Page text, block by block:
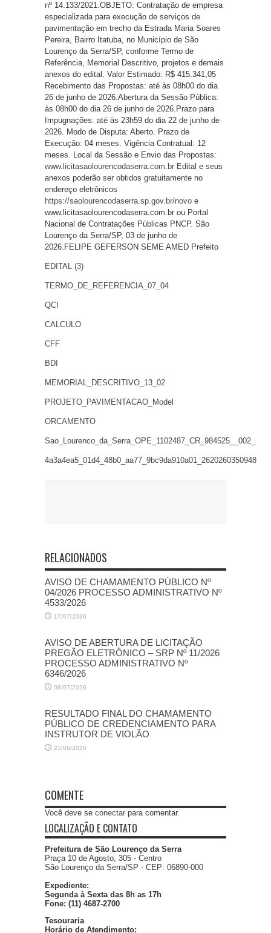
nº 14.133/2021.OBJETO: Contratação de empresa
especializada para execução de serviços de
pavimentação em trecho da Estrada Maria Soares
Pereira, Bairro Itatuba, no Município de São
Lourenço da Serra/SP, conforme Termo de
Referência, Memorial Descritivo, projetos e demais
anexos do edital. Valor Estimado: R$ 415.341,05
Recebimento das Propostas: até às 08h00 do dia
26 de junho de 2026.Abertura da Sessão Pública:
às 08h00 do dia 26 de junho de 2026.Prazo para
Impugnações: até às 23h59 do dia 22 de junho de
2026. Modo de Disputa: Aberto. Prazo de
Execução: 04 meses. Vigência Contratual: 12
meses. Local da Sessão e Envio das Propostas:
www.licitasaolourencodaserra.com.br Edital e seus
anexos poderão ser obtidos gratuitamente no
endereço eletrônicos
https://saolourencodaserra.sp.gov.br/novo e
www.licitasaolourencodaserra.com.br ou Portal
Nacional de Contratações Públicas PNCP. São
Lourenço da Serra/SP, 03 de junho de
2026.FELIPE GEFERSON SEME AMED Prefeito
EDITAL (3)
TERMO_DE_REFERENCIA_07_04
QCI
CALCULO
CFF
BDI
MEMORIAL_DESCRITIVO_13_02
PROJETO_PAVIMENTACAO_Model
ORCAMENTO
Sao_Lourenco_da_Serra_OPE_1102487_CR_984525__002_
4a3a4ea5_01d4_48b0_aa77_9bc9da910a01_2620260350948
RELACIONADOS
AVISO DE CHAMAMENTO PÚBLICO Nº
04/2026 PROCESSO ADMINISTRATIVO Nº
4533/2026
17/07/2026
AVISO DE ABERTURA DE LICITAÇÃO
PREGÃO ELETRÔNICO – SRP Nº 11/2026
PROCESSO ADMINISTRATIVO Nº
6346/2026
08/07/2026
RESULTADO FINAL DO CHAMAMENTO
PÚBLICO DE CREDENCIAMENTO PARA
INSTRUTOR DE VIOLÃO
22/06/2026
COMENTE
Você deve se conectar para comentar.
LOCALIZAÇÃO E CONTATO
Prefeitura de São Lourenço da Serra
Praça 10 de Agosto, 305 - Centro
São Lourenço da Serra/SP - CEP: 06890-000
Expediente:
Segunda à Sexta das 8h as 17h
Fone: (11) 4687-2700
Tesouraria
Horário de Atendimento: